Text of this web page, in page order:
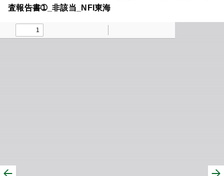
査報告書➀_非該当_NFI東海